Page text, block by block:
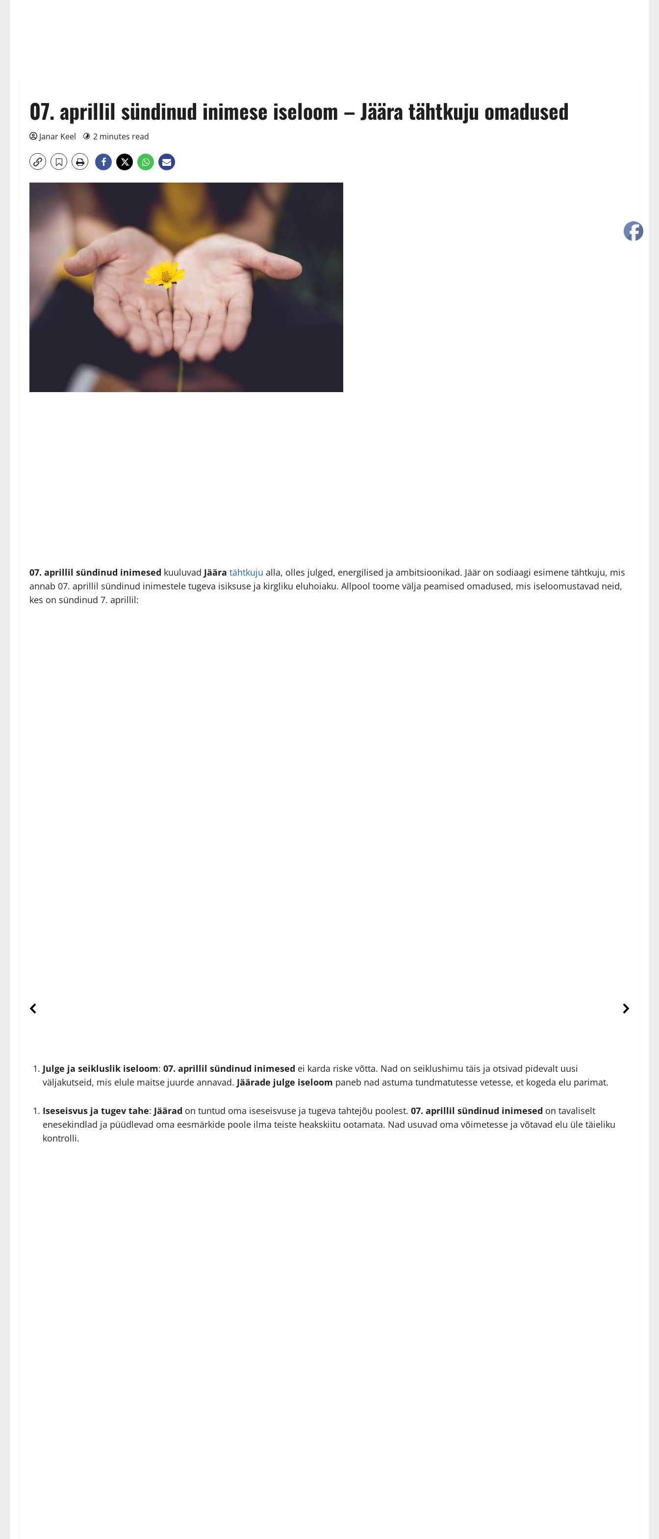
07. aprillil sündinud inimese iseloom – Jäära tähtkuju omadused
Janar Keel 2 minutes read
07. aprillil sündinud inimesed kuuluvad Jäära tähtkuju alla, olles julged, energilised ja ambitsioonikad. Jäär on sodiaagi esimene tähtkuju, mis
annab 07. aprillil sündinud inimestele tugeva isiksuse ja kirgliku eluhoiaku. Allpool toome välja peamised omadused, mis iseloomustavad neid,
kes on sündinud 7. aprillil:
Julge ja seikluslik iseloom: 07. aprillil sündinud inimesed ei karda riske võtta. Nad on seiklushimu täis ja otsivad pidevalt uusi
väljakutseid, mis elule maitse juurde annavad. Jäärade julge iseloom paneb nad astuma tundmatutesse vetesse, et kogeda elu parimat.
Iseseisvus ja tugev tahe: Jäärad on tuntud oma iseseisvuse ja tugeva tahtejõu poolest. 07. aprillil sündinud inimesed on tavaliselt
enesekindlad ja püüdlevad oma eesmärkide poole ilma teiste heakskiitu ootamata. Nad usuvad oma võimetesse ja võtavad elu üle täieliku
kontrolli.